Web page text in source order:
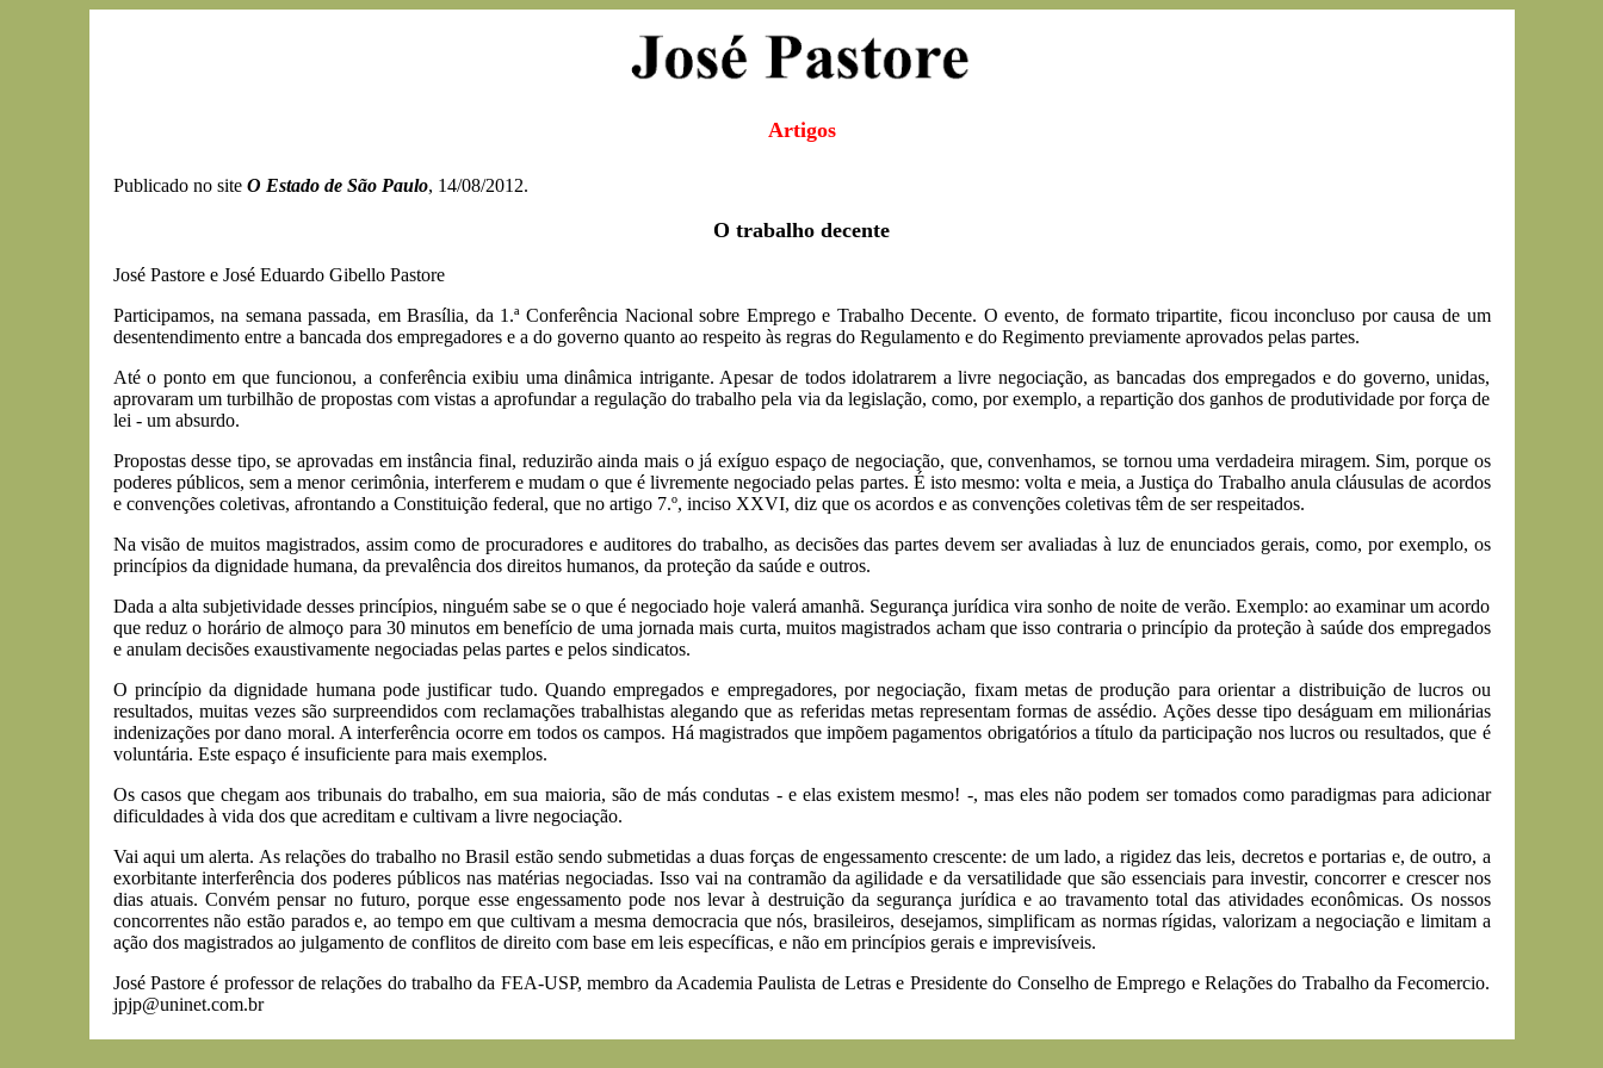
Artigos
Publicado no siteO Estado de São Paulo, 14/08/2012.
O trabalho decente
José Pastore e José Eduardo Gibello Pastore
Participamos, na semana passada, em Brasília, da 1.ª Conferência Nacional sobre Emprego e Trabalho Decente. O evento, de formato tripartite, ficou inconcluso por causa de um
desentendimento entre a bancada dos empregadores e a do governo quanto ao respeito às regras do Regulamento e do Regimento previamente aprovados pelas partes.
Até o ponto em que funcionou, a conferência exibiu uma dinâmica intrigante. Apesar de todos idolatrarem a livre negociação, as bancadas dos empregados e do governo, unidas,
aprovaram um turbilhão de propostas com vistas a aprofundar a regulação do trabalho pela via da legislação, como, por exemplo, a repartição dos ganhos de produtividade por força de
lei - um absurdo.
Propostas desse tipo, se aprovadas em instância final, reduzirão ainda mais o já exíguo espaço de negociação, que, convenhamos, se tornou uma verdadeira miragem. Sim, porque os
poderes públicos, sem a menor cerimônia, interferem e mudam o que é livremente negociado pelas partes. É isto mesmo: volta e meia, a Justiça do Trabalho anula cláusulas de acordos
e convenções coletivas, afrontando a Constituição federal, que no artigo 7.º, inciso XXVI, diz que os acordos e as convenções coletivas têm de ser respeitados.
Na visão de muitos magistrados, assim como de procuradores e auditores do trabalho, as decisões das partes devem ser avaliadas à luz de enunciados gerais, como, por exemplo, os
princípios da dignidade humana, da prevalência dos direitos humanos, da proteção da saúde e outros.
Dada a alta subjetividade desses princípios, ninguém sabe se o que é negociado hoje valerá amanhã. Segurança jurídica vira sonho de noite de verão. Exemplo: ao examinar um acordo
que reduz o horário de almoço para 30 minutos em benefício de uma jornada mais curta, muitos magistrados acham que isso contraria o princípio da proteção à saúde dos empregados
e anulam decisões exaustivamente negociadas pelas partes e pelos sindicatos.
O princípio da dignidade humana pode justificar tudo. Quando empregados e empregadores, por negociação, fixam metas de produção para orientar a distribuição de lucros ou
resultados, muitas vezes são surpreendidos com reclamações trabalhistas alegando que as referidas metas representam formas de assédio. Ações desse tipo deságuam em milionárias
indenizações por dano moral. A interferência ocorre em todos os campos. Há magistrados que impõem pagamentos obrigatórios a título da participação nos lucros ou resultados, que é
voluntária. Este espaço é insuficiente para mais exemplos.
Os casos que chegam aos tribunais do trabalho, em sua maioria, são de más condutas - e elas existem mesmo! -, mas eles não podem ser tomados como paradigmas para adicionar
dificuldades à vida dos que acreditam e cultivam a livre negociação.
Vai aqui um alerta. As relações do trabalho no Brasil estão sendo submetidas a duas forças de engessamento crescente: de um lado, a rigidez das leis, decretos e portarias e, de outro, a
exorbitante interferência dos poderes públicos nas matérias negociadas. Isso vai na contramão da agilidade e da versatilidade que são essenciais para investir, concorrer e crescer nos
dias atuais. Convém pensar no futuro, porque esse engessamento pode nos levar à destruição da segurança jurídica e ao travamento total das atividades econômicas. Os nossos
concorrentes não estão parados e, ao tempo em que cultivam a mesma democracia que nós, brasileiros, desejamos, simplificam as normas rígidas, valorizam a negociação e limitam a
ação dos magistrados ao julgamento de conflitos de direito com base em leis específicas, e não em princípios gerais e imprevisíveis.
José Pastore é professor de relações do trabalho da FEA-USP, membro da Academia Paulista de Letras e Presidente do Conselho de Emprego e Relações do Trabalho da Fecomercio.
jpjp@uninet.com.br